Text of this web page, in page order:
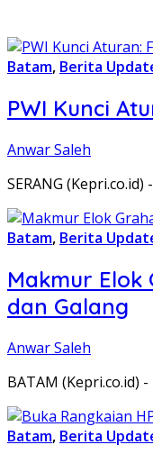
Batam, Berita
PWI Kunci
Anwar Saleh
SERANG
Batam, Berita
Makmur
dan Galang
Anwar Saleh
BATAM (Kepri.co.id)
Batam, Berita